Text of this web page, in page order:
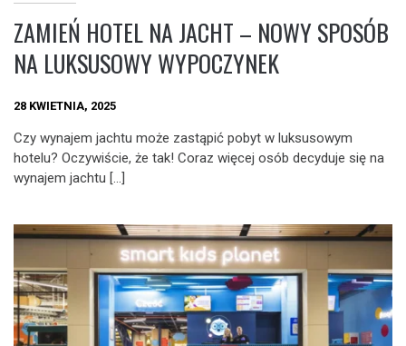
ZAMIEŃ HOTEL NA JACHT – NOWY SPOSÓB
NA LUKSUSOWY WYPOCZYNEK
28 KWIETNIA, 2025
Czy wynajem jachtu może zastąpić pobyt w luksusowym
hotelu? Oczywiście, że tak! Coraz więcej osób decyduje się na
wynajem jachtu […]